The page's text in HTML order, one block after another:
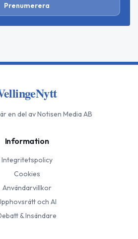
Prenumerera
är en del av Notisen Media AB
Information
Integritetspolicy
Cookies
Användarvillkor
och AI
& Insändare